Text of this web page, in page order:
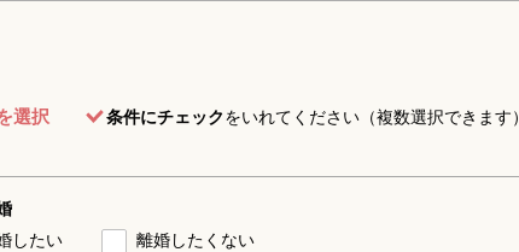
選択 条件にチェックをいれてください（複数選択できます）
したい
離婚したくない